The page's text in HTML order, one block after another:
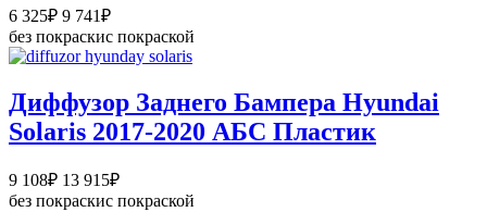
6 325₽ 9 741₽Диапазон
цен:
6
9
741₽
без покраскис покраской
Диффузор Заднего Бампера Hyundai
Solaris 2017-2020 АБС Пластик
9 108₽ 13 915₽Диапазон
цен:
без покраскис покраской